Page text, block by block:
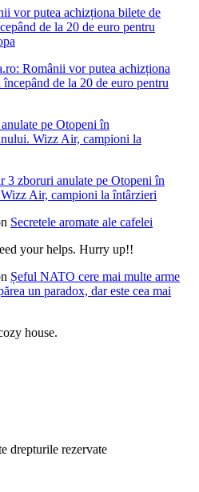
Românii vor putea achizționa
de la 20 de euro pentru
3 zboruri anulate pe Otopeni în
Air, campioni la întârzieri
Secretele aromate ale cafelei
your helps. Hurry up!!
Șeful NATO cere mai multe arme
un paradox, dar este cea mai
house.
drepturile rezervate